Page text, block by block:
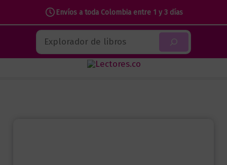
Envíos a toda Colombia entre 1 y 3 días
contenido
Buscar